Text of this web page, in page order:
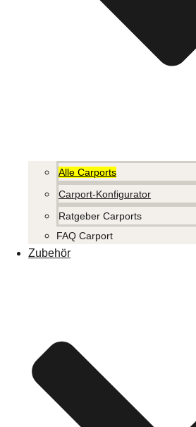
Alle Carports
Carport-Konfigurator
Ratgeber Carports
FAQ Carport
Zubehör